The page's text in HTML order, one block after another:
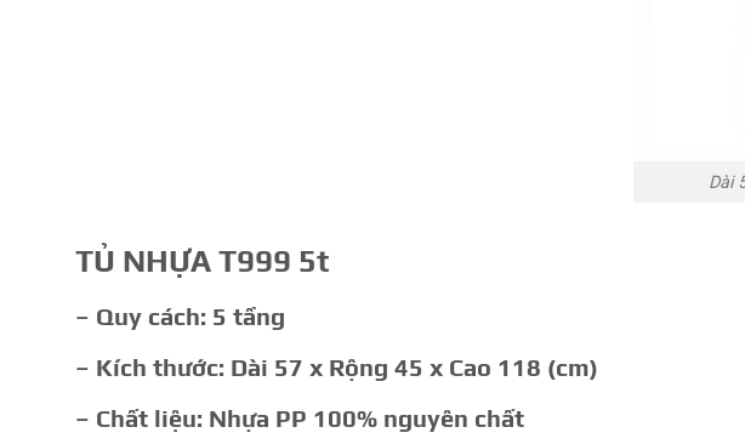
Dài
TỦ NHỰA T999 5t
– Quy cách: 5 tầng
– Kích thước: Dài 57 x Rộng 45 x Cao 118 (cm)
– Chất liệu: Nhựa PP 100% nguyên chất